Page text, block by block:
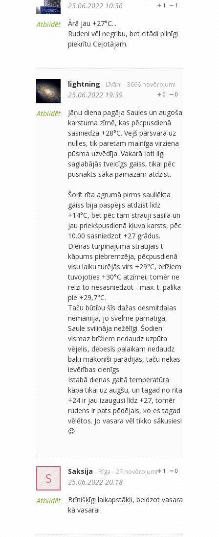
Atbildēt
1
1
25.06.2022 10:56
Ārā jau +27°C...
Rudeni vēl negribu, bet citādi pilnīgi
piekrītu Ceļotājam.
Atbildēt
lightning - Līvāni - 3666 novērojumi
0
0
25.06.2022 19:39
Jāņu diena pagāja Saules un augoša
karstuma zīmē, kas pēcpusdienā
sasniedza +28°C. Vējš pārsvarā uz
nulles, tik paretam mainīga virziena
pūsma uzvēdīja. Vakarā ļoti ilgi
saglabājās tveicīgs gaiss, tikai pēc
pusnakts sāka pamazām atdzist.
Šorīt rīta agrumā pirms saullēkta
gaiss bija paspējis atdzist līdz
+14°C, bet pēc tam strauji sasila un
jau priekšpusdienā kļuva karsts, pēc
10.00 sasniedzot +27 grādus.
Dienas turpinājumā straujais t.
kāpums piebremzēja, pēcpusdienā
visu laiku turējās virs +29°C, brīžiem
tuvojoties +30°C atzīmei, tomēr ne
reizi to nesasniedzot - max. t. palika
pie +29,7°C.
Taču būtību šīs dažas desmitdaļas
nemainīja, jo svelme pamatīga,
Saule svilināja nežēlīgi. Šodien
vismaz brīžiem nedaudz uzpūta
vējelis, debesīs palaikam nedaudz
balti mākonīši parādījās, taču nekas
ievērības cienīgs.
Istabā dienas gaitā temperatūra
kāpa tikai uz augšu, un tagad no rīta
+24 ir jau izaugusi līdz +27, tomēr
rudens ir pats pēdējais, ko es tagad
vēlētos. Jo vasara vēl tikko sākusies!
😉
S
Atbildēt
Saksija - Rīga - 27 novērojumi 0
1
25.06.2022 20:18
Brīnišķīgi laikapstākļi, beidzot vasara
kā vasara!